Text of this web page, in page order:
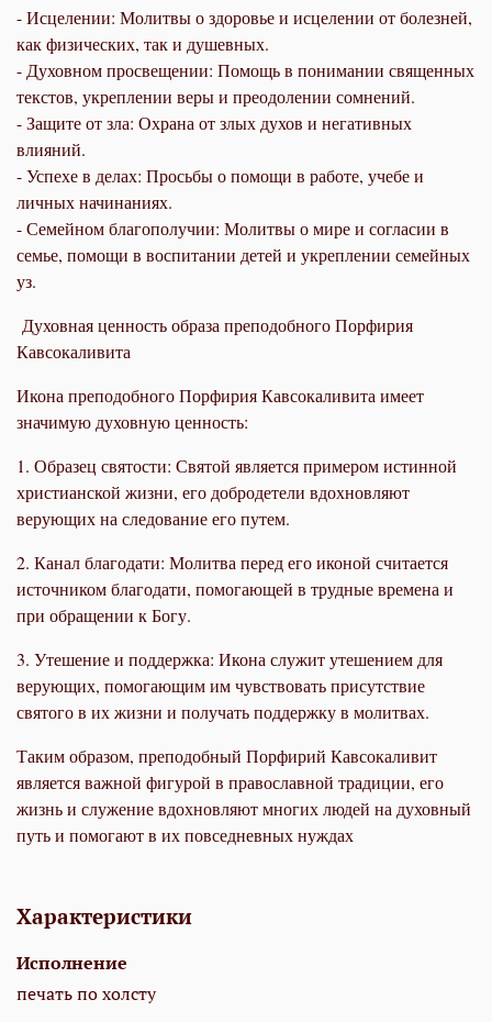
- Исцелении: Молитвы о здоровье и исцелении от болезней,
как физических, так и душевных.
- Духовном просвещении: Помощь в понимании священных
текстов, укреплении веры и преодолении сомнений.
- Защите от зла: Охрана от злых духов и негативных
влияний.
- Успехе в делах: Просьбы о помощи в работе, учебе и
личных начинаниях.
- Семейном благополучии: Молитвы о мире и согласии в
семье, помощи в воспитании детей и укреплении семейных
уз.
Духовная ценность образа преподобного Порфирия
Кавсокаливита
Икона преподобного Порфирия Кавсокаливита имеет
значимую духовную ценность:
1. Образец святости: Святой является примером истинной
христианской жизни, его добродетели вдохновляют
верующих на следование его путем.
2. Канал благодати: Молитва перед его иконой считается
источником благодати, помогающей в трудные времена и
при обращении к Богу.
3. Утешение и поддержка: Икона служит утешением для
верующих, помогающим им чувствовать присутствие
святого в их жизни и получать поддержку в молитвах.
Таким образом, преподобный Порфирий Кавсокаливит
является важной фигурой в православной традиции, его
жизнь и служение вдохновляют многих людей на духовный
путь и помогают в их повседневных нуждах
Характеристики
Исполнение
печать по холсту